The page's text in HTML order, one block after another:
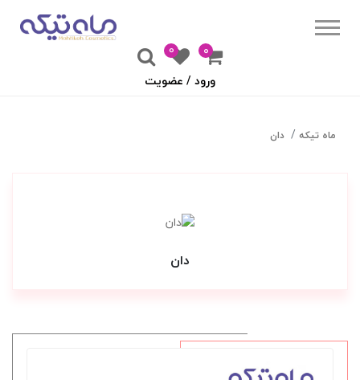
۰
0
ورود / عضویت
ماه تیکه دان
دان